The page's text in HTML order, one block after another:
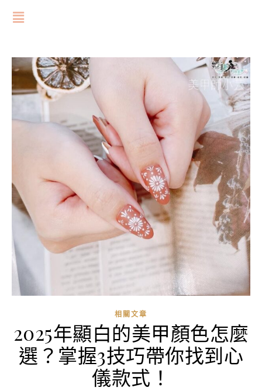
相關文章
2025年顯白的美甲顏色怎麼
選？掌握3技巧帶你找到心
儀款式！